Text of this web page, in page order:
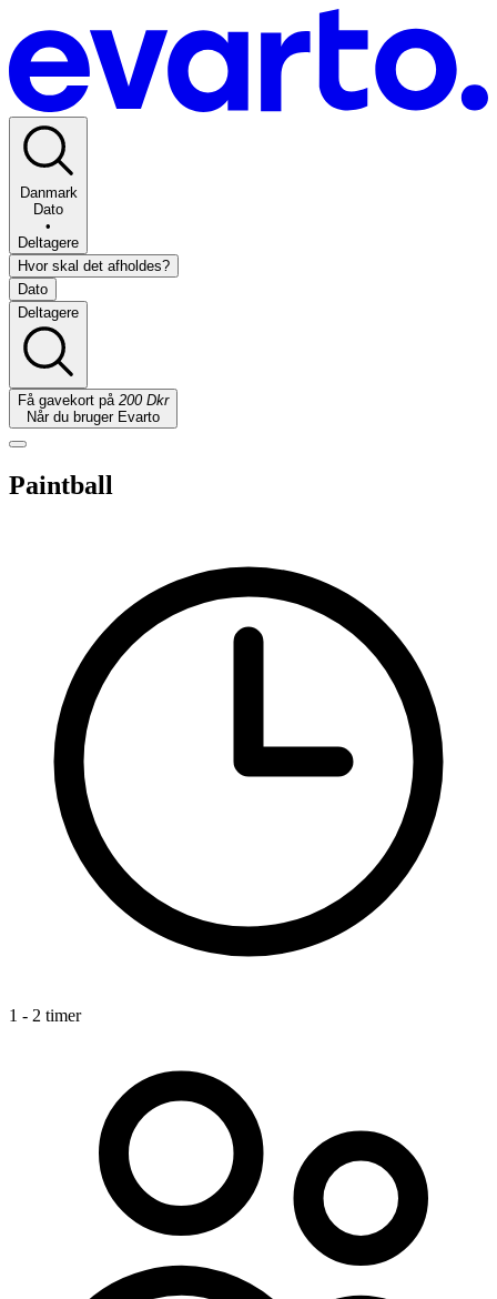
Danmark
Dato
•
Deltagere
Hvor skal det afholdes?
Dato
Deltagere
Få gavekort på 200 Dkr
Når du bruger Evarto
Paintball
1 - 2 timer